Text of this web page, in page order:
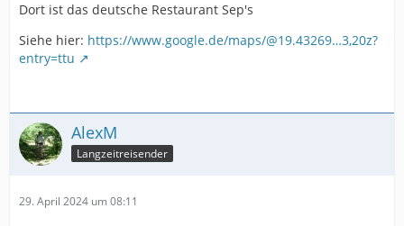
Dort ist das deutsche Restaurant Sep's
Siehe hier: https://www.google.de/maps/@19.43269…3,20z?
entry=ttu
AlexM
Langzeitreisender
29. April 2024 um 08:11